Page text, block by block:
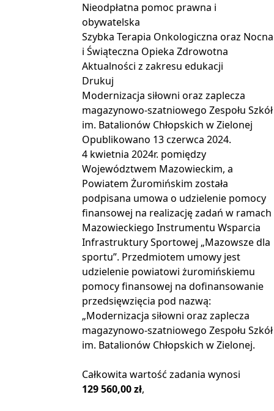
Nieodpłatna pomoc prawna i
obywatelska
Szybka Terapia Onkologiczna oraz Nocna
i Świąteczna Opieka Zdrowotna
Aktualności z zakresu edukacji
Drukuj
Modernizacja siłowni oraz zaplecza
magazynowo-szatniowego Zespołu Szkół
im. Batalionów Chłopskich w Zielonej
Opublikowano 13 czerwca 2024.
4 kwietnia 2024r. pomiędzy
Województwem Mazowieckim, a
Powiatem Żuromińskim została
podpisana umowa o udzielenie pomocy
finansowej na realizację zadań w ramach
Mazowieckiego Instrumentu Wsparcia
Infrastruktury Sportowej „Mazowsze dla
sportu”. Przedmiotem umowy jest
udzielenie powiatowi żuromińskiemu
pomocy finansowej na dofinansowanie
przedsięwzięcia pod nazwą:
„Modernizacja siłowni oraz zaplecza
magazynowo-szatniowego Zespołu Szkół
im. Batalionów Chłopskich w Zielonej.
Całkowita wartość zadania wynosi
129 560,00 zł,